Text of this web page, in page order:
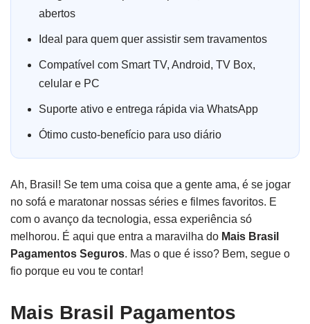
abertos
Ideal para quem quer assistir sem travamentos
Compatível com Smart TV, Android, TV Box,
celular e PC
Suporte ativo e entrega rápida via WhatsApp
Ótimo custo-benefício para uso diário
Ah, Brasil! Se tem uma coisa que a gente ama, é se jogar
no sofá e maratonar nossas séries e filmes favoritos. E
com o avanço da tecnologia, essa experiência só
melhorou. É aqui que entra a maravilha do Mais Brasil
Pagamentos Seguros. Mas o que é isso? Bem, segue o
fio porque eu vou te contar!
Mais Brasil Pagamentos